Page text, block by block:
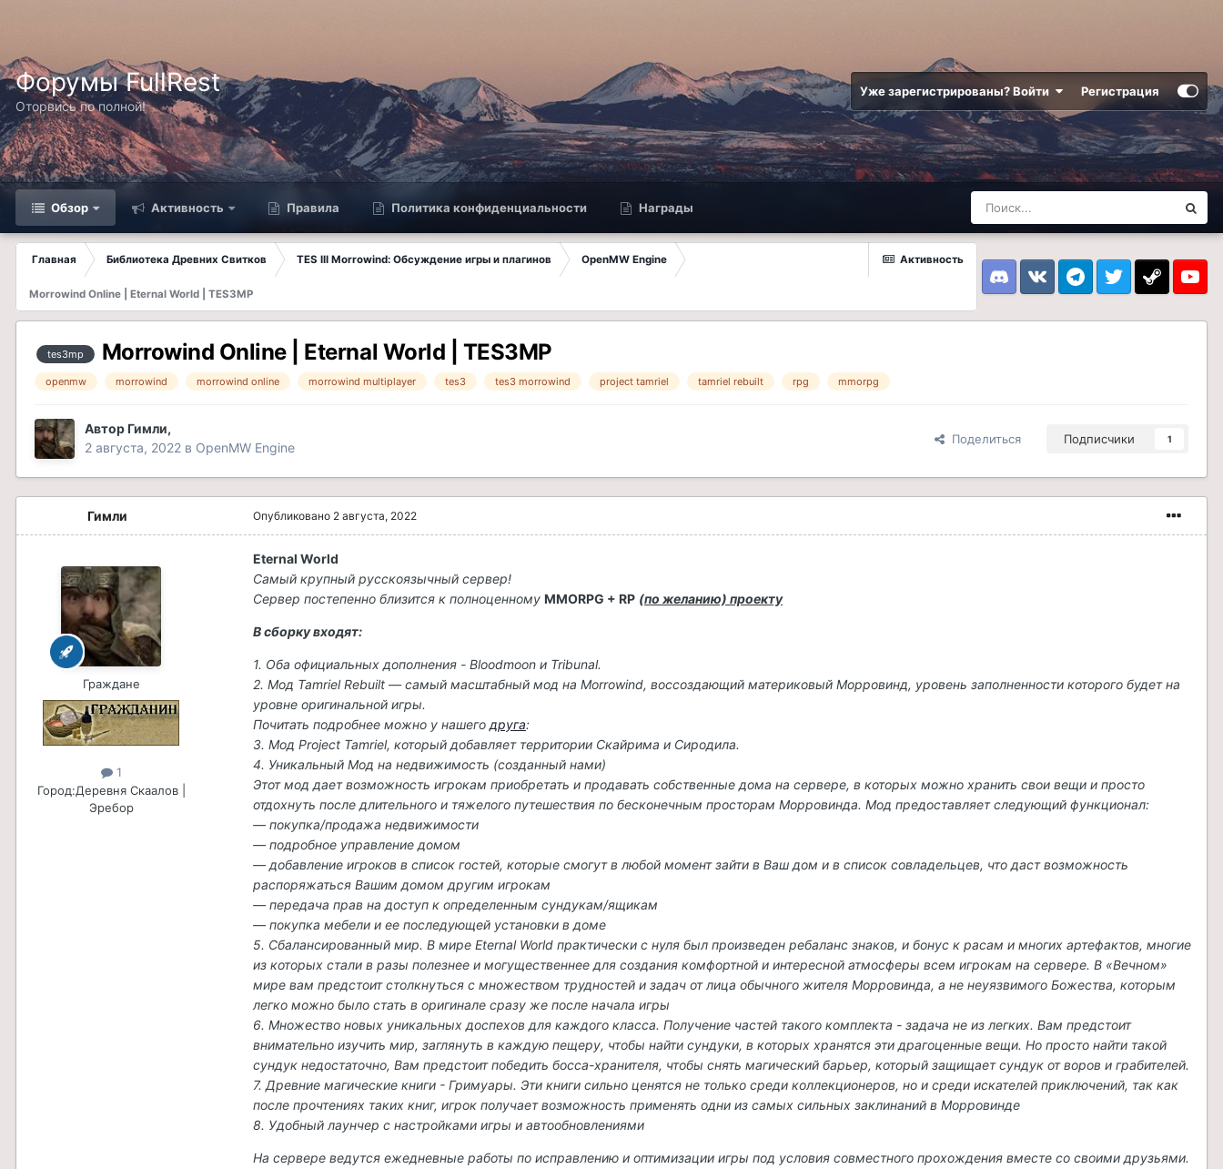
Форумы FullRest
Оторвись по полной!
Уже зарегистрированы? Войти Регистрация
Обзор Активность Правила Политика конфиденциальности Награды
Активность
Главная Библиотека Древних Свитков TES III Morrowind: Обсуждение игры и плагинов OpenMW Engine
Morrowind Online | Eternal World | TES3MP DiscordVK TelegramTwitter Steam
tes3mp Morrowind Online | Eternal World | TES3MP
openmw morrowind morrowind online morrowind multiplayer tes3 tes3 morrowind project tamriel tamriel rebuilt rpg mmorpg
АвторГимли,
2 августа, 2022 в OpenMW Engine
Поделиться Подписчики 1
Гимли
Граждане
1
Город:Деревня Скаалов |
Эребор
Опубликовано 2 августа, 2022
Eternal World
Самый крупный русскоязычный сервер!
Сервер постепенно близится к полноценному MMORPG + RP (по желанию) проекту
В сборку входят:
1. Оба официальных дополнения - Bloodmoon и Tribunal.
2. Мод Tamriel Rebuilt — самый масштабный мод на Morrowind, воссоздающий материковый Морровинд, уровень заполненности которого будет на
уровне оригинальной игры.
Почитать подробнее можно у нашего друга:
3. Мод Project Tamriel, который добавляет территории Скайрима и Сиродила.
4. Уникальный Мод на недвижимость (созданный нами)
Этот мод дает возможность игрокам приобретать и продавать собственные дома на сервере, в которых можно хранить свои вещи и просто
отдохнуть после длительного и тяжелого путешествия по бесконечным просторам Морровинда. Мод предоставляет следующий функционал:
— покупка/продажа недвижимости
— подробное управление домом
— добавление игроков в список гостей, которые смогут в любой момент зайти в Ваш дом и в список совладельцев, что даст возможность
распоряжаться Вашим домом другим игрокам
— передача прав на доступ к определенным сундукам/ящикам
— покупка мебели и ее последующей установки в доме
5. Сбалансированный мир. В мире Eternal World практически с нуля был произведен ребаланс знаков, и бонус к расам и многих артефактов, многие
из которых стали в разы полезнее и могущественнее для создания комфортной и интересной атмосферы всем игрокам на сервере. В «Вечном»
мире вам предстоит столкнуться с множеством трудностей и задач от лица обычного жителя Морровинда, а не неуязвимого Божества, которым
легко можно было стать в оригинале сразу же после начала игры
6. Множество новых уникальных доспехов для каждого класса. Получение частей такого комплекта - задача не из легких. Вам предстоит
внимательно изучить мир, заглянуть в каждую пещеру, чтобы найти сундуки, в которых хранятся эти драгоценные вещи. Но просто найти такой
сундук недостаточно, Вам предстоит победить босса-хранителя, чтобы снять магический барьер, который защищает сундук от воров и грабителей.
7. Древние магические книги - Гримуары. Эти книги сильно ценятся не только среди коллекционеров, но и среди искателей приключений, так как
после прочтениях таких книг, игрок получает возможность применять одни из самых сильных заклинаний в Морровинде
8. Удобный лаунчер с настройками игры и автообновлениями
На сервере ведутся ежедневные работы по исправлению и оптимизации игры под условия совместного прохождения вместе со своими друзьями.